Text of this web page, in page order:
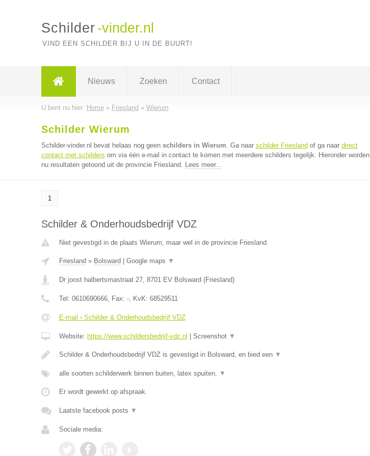
Schilder -vinder.nl
VIND EEN SCHILDER BIJ U IN DE BUURT!
Nieuws Zoeken Contact
U bent nu hier: Home» Friesland » Wierum
Schilder Wierum
Schilder-vinder.nl bevat helaas nog geen schilders in Wierum. Ga naar schilder Friesland of ga naar direct
contact met schilders om via één e-mail in contact te komen met meerdere schilders tegelijk. Hieronder worden
nu resultaten getoond uit de provincie Friesland. Lees meer...
1
Schilder & Onderhoudsbedrijf VDZ
Niet gevestigd in de plaats Wierum, maar wel in de provincie Friesland.
Friesland » Bolsward Google maps ▼
Dr joost halbertsmastraat 27, 8701 EV Bolsward (Friesland)
Tel: 0610690666, Fax: -, KvK: 68529511
E-mail › Schilder & Onderhoudsbedrijf VDZ
Website: https://www.schildersbedrijf-vdz.nl Screenshot ▼
Schilder & Onderhoudsbedrijf VDZ is gevestigd in Bolsward, en bied een ▼
alle soorten schilderwerk binnen buiten, latex spuiten, ▼
Er wordt gewerkt op afspraak.
Laatste facebook posts ▼
Sociale media: